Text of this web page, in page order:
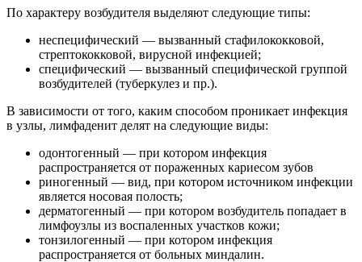
По характеру возбудителя выделяют следующие типы:
неспецифический — вызванный стафилококковой,
стрептококковой, вирусной инфекцией;
специфический — вызванный специфической группой
возбудителей (туберкулез и пр.).
В зависимости от того, каким способом проникает инфекция
в узлы, лимфаденит делят на следующие виды:
одонтогенный — при котором инфекция
распространяется от пораженных кариесом зубов
риногенный — вид, при котором источником инфекции
является носовая полость;
дерматогенный — при котором возбудитель попадает в
лимфоузлы из воспаленных участков кожи;
тонзилогенный — при котором инфекция
распространяется от больных миндалин.